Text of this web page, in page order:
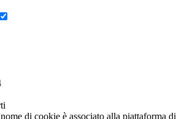
di cookie è associato alla piattaforma di